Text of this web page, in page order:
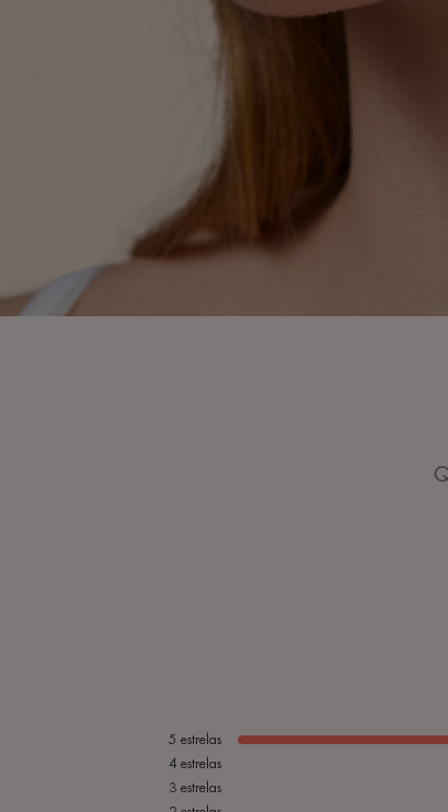
5 estrelas
4 estrelas
3 estrelas